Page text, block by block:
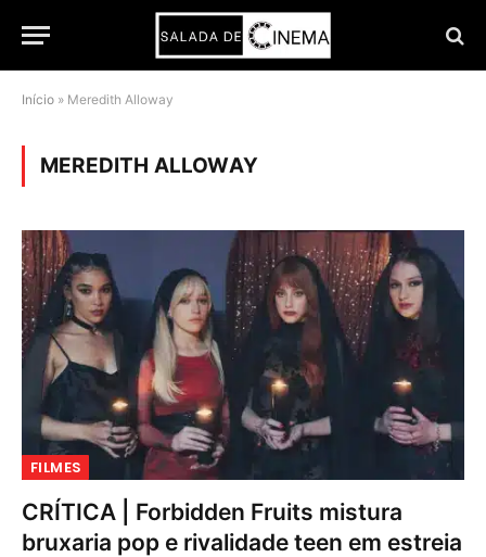
Início » Meredith Alloway
MEREDITH ALLOWAY
FILMES
CRÍTICA | Forbidden Fruits mistura
bruxaria pop e rivalidade teen em estreia